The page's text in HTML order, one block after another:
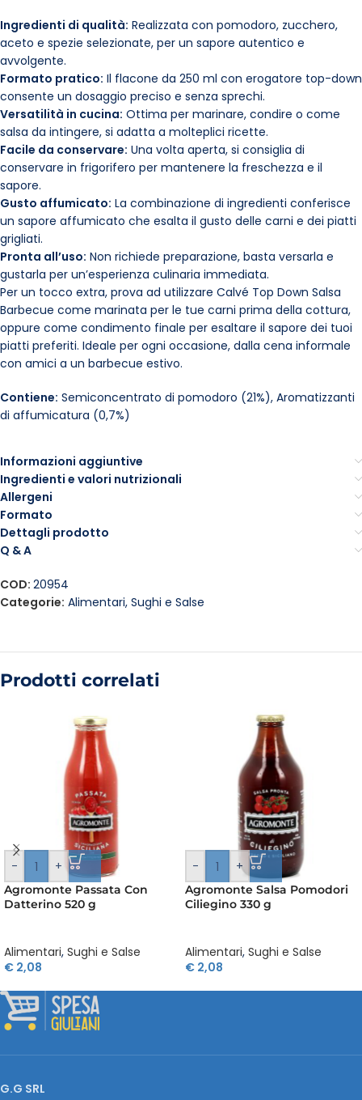
Ingredienti di qualità: Realizzata con pomodoro, zucchero,
aceto e spezie selezionate, per un sapore autentico e
avvolgente.
Formato pratico: Il flacone da 250 ml con erogatore top-down
consente un dosaggio preciso e senza sprechi.
Versatilità in cucina: Ottima per marinare, condire o come
salsa da intingere, si adatta a molteplici ricette.
Facile da conservare: Una volta aperta, si consiglia di
conservare in frigorifero per mantenere la freschezza e il
sapore.
Gusto affumicato: La combinazione di ingredienti conferisce
un sapore affumicato che esalta il gusto delle carni e dei piatti
grigliati.
Pronta all’uso: Non richiede preparazione, basta versarla e
gustarla per un’esperienza culinaria immediata.
Per un tocco extra, prova ad utilizzare Calvé Top Down Salsa
Barbecue come marinata per le tue carni prima della cottura,
oppure come condimento finale per esaltare il sapore dei tuoi
piatti preferiti. Ideale per ogni occasione, dalla cena informale
con amici a un barbecue estivo.
Contiene: Semiconcentrato di pomodoro (21%), Aromatizzanti
di affumicatura (0,7%)
Informazioni aggiuntive
Ingredienti e valori nutrizionali
Allergeni
Formato
Dettagli prodotto
Q & A
COD: 20954
Categorie: Alimentari, Sughi e Salse
Prodotti correlati
- +
Agromonte Passata Con
Datterino 520 g
Alimentari, Sughi e Salse
€ 2,08
- +
Agromonte Salsa Pomodori
Ciliegino 330 g
Alimentari, Sughi e Salse
€ 2,08
G.G SRL